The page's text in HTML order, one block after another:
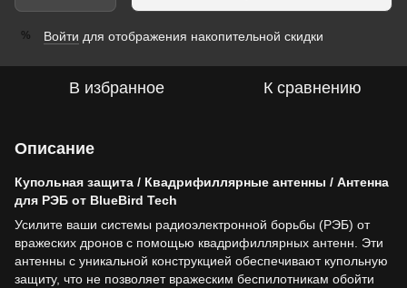
% Войти для отображения накопительной скидки
В избранное К сравнению
Описание
Купольная защита / Квадрифиллярные антенны / Антенна
для РЭБ от BlueBird Tech
Усилите ваши системы радиоэлектронной борьбы (РЭБ) от
вражеских дронов с помощью квадрифиллярных антенн. Эти
антенны с уникальной конструкцией обеспечивают купольную
защиту, что не позволяет вражеским беспилотникам обойти